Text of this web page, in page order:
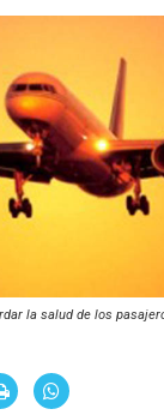
la salud de los